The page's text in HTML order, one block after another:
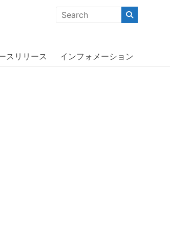
商品」「コストパフォーマンスの高い商
スリリース インフォメーション